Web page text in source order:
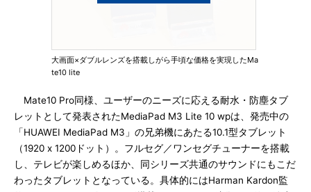
大画面×ダブルレンズを搭載しがら手頃な価格を実現したMa
te10 lite
Mate10 Pro同様、ユーザーのニーズに応える耐水・防塵タブ
レットとして発表されたMediaPad M3 Lite 10 wpは、発売中の
「HUAWEI MediaPad M3」の兄弟機にあたる10.1型タブレット
（1920 x 1200ドット）。フルセグ／ワンセグチューナーを搭載
し、テレビが楽しめるほか、同シリーズ共通のサウンドにもこだ
わったタブレットとなっている。具体的にはHarman Kardon監